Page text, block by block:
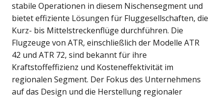
stabile Operationen in diesem Nischensegment und
bietet effiziente Lösungen für Fluggesellschaften, die
Kurz- bis Mittelstreckenflüge durchführen. Die
Flugzeuge von ATR, einschließlich der Modelle ATR
42 und ATR 72, sind bekannt für ihre
Kraftstoffeffizienz und Kosteneffektivität im
regionalen Segment. Der Fokus des Unternehmens
auf das Design und die Herstellung regionaler